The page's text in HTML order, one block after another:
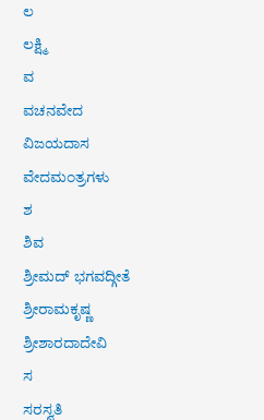
ಲ
ಲಕ್ಷ್ಮಿ
ವ
ವಚನವೇದ
ವಿಜಯದಾಸ
ವೇದಮಂತ್ರಗಳು
ಶ
ಶಿವ
ಶ್ರೀಮದ್ ಭಗವದ್ಗೀತೆ
ಶ್ರೀರಾಮಕೃಷ್ಣ
ಶ್ರೀಶಾರದಾದೇವಿ
ಸ
ಸರಸ್ವತಿ